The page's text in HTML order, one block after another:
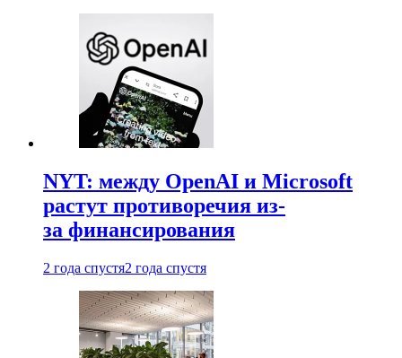
NYT: между OpenAI и Microsoft
растут противоречия из-
за финансирования
2 года спустя2 года спустя